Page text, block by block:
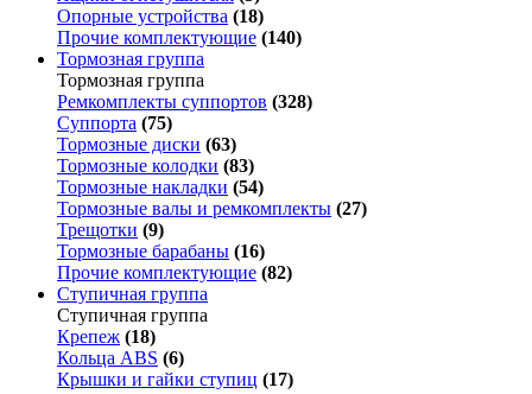
Опорные устройства (18)
Прочие комплектующие (140)
Тормозная группа
Тормозная группа
Ремкомплекты суппортов (328)
Суппорта (75)
Тормозные диски (63)
Тормозные колодки (83)
Тормозные накладки (54)
Тормозные валы и ремкомплекты (27)
Трещотки (9)
Тормозные барабаны (16)
Прочие комплектующие (82)
Ступичная группа
Ступичная группа
Крепеж (18)
Кольца ABS (6)
Крышки и гайки ступиц (17)